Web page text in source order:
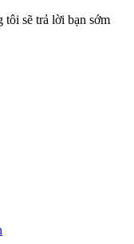
tôi sẽ trả lời bạn sớm